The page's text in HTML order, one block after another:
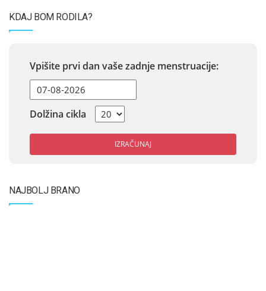
KDAJ BOM RODILA?
Vpišite prvi dan vaše zadnje menstruacije:
Dolžina cikla
IZRAČUNAJ
NAJBOLJ BRANO